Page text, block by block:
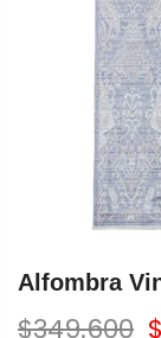
Alfombra
$349.600